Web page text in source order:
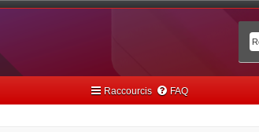
Raccourcis FAQ